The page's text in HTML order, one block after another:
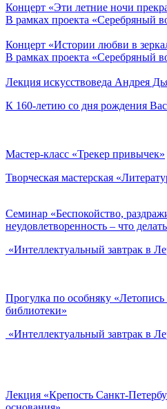
Концерт «Эти летние ночи
В рамках проекта «Серебряный
Концерт «Истории любви в
В рамках проекта «Серебряный
Лекция искусствоведа Андрея
К 160-летию со дня рождения
Мастер-класс «Трекер привычек»
Творческая мастерская
Семинар «Беспокойство,
неудовлетворенность – что
«Интеллектуальный завтрак в
Прогулка по особняку
библиотеки»
«Интеллектуальный завтрак в
Лекция «Крепость Санкт-